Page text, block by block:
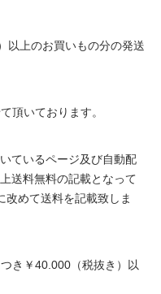
以上のお買いもの分の発送
頂いております。
ているページ及び自動配
送料無料の記載となって
改めて送料を記載致しま
き￥40.000（税抜き）以